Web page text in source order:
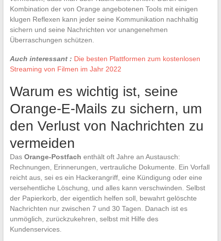
Kombination der von Orange angebotenen Tools mit einigen
klugen Reflexen kann jeder seine Kommunikation nachhaltig
sichern und seine Nachrichten vor unangenehmen
Überraschungen schützen.
Auch interessant : Die besten Plattformen zum kostenlosen
Streaming von Filmen im Jahr 2022
Warum es wichtig ist, seine
Orange-E-Mails zu sichern, um
den Verlust von Nachrichten zu
vermeiden
Das Orange-Postfach enthält oft Jahre an Austausch:
Rechnungen, Erinnerungen, vertrauliche Dokumente. Ein Vorfall
reicht aus, sei es ein Hackerangriff, eine Kündigung oder eine
versehentliche Löschung, und alles kann verschwinden. Selbst
der Papierkorb, der eigentlich helfen soll, bewahrt gelöschte
Nachrichten nur zwischen 7 und 30 Tagen. Danach ist es
unmöglich, zurückzukehren, selbst mit Hilfe des
Kundenservices.